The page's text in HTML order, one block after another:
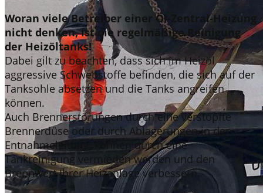
Woran viele Betreiber einer Öl-Zentral-Heizung
nicht denken, ist die regelmäßige Reinigung
der Heizöltanks!
Dabei gilt zu beachten, dass sich im Heizöl
aggressive Schwebstoffe befinden, die sich auf der
Tanksohle absetzen und die Tanks angreifen
können.
Auch Brennerstörungen durch eine verstopfte
Brennerdüse oder durch Ablagerungen in der
Entnahmeleitung, können durch eine
Tankreinigung vermieden werden und den
Brennwert Ihrer Heizanlage verbessern.